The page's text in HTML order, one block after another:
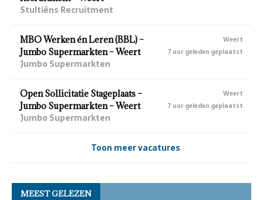
Stultiëns Recruitment
MBO Werken én Leren (BBL) –
Jumbo Supermarkten – Weert
Jumbo Supermarkten
Weert
7 uur geleden geplaatst
Open Sollicitatie Stageplaats –
Jumbo Supermarkten – Weert
Jumbo Supermarkten
Weert
7 uur geleden geplaatst
Toon meer vacatures
MEEST GELEZEN